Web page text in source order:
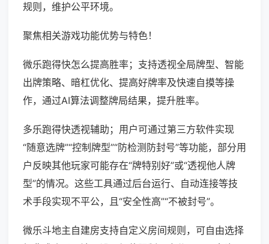
规则，维护公平环境。
聚焦相关游戏功能优势与特色！
微乐跑得快怎么提高胜率；支持透视全局牌型、智能
出牌策略、暗杠优化、提高好牌率及快速自摸等操
作，通过AI算法调整牌局结果，提升胜率。
多乐跑得快透视辅助；用户可通过第三方软件实现
“随意选牌”“控制牌型”“防检测防封号”等功能，部分用
户反映其他玩家可能存在“牌特别好”或“透视他人牌
型”的情况。这些工具通过后台运行、自动连接等技
术手段实现不平公，且“安全性高”“不被封号”。
微乐斗地主自建房支持自定义房间规则，可自由选择